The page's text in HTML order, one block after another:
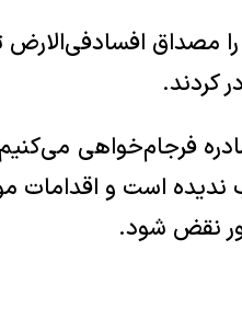
را مصداق
کردند.
فرجام‌خواهی
ندیده است و اقدامات
نقض شود.